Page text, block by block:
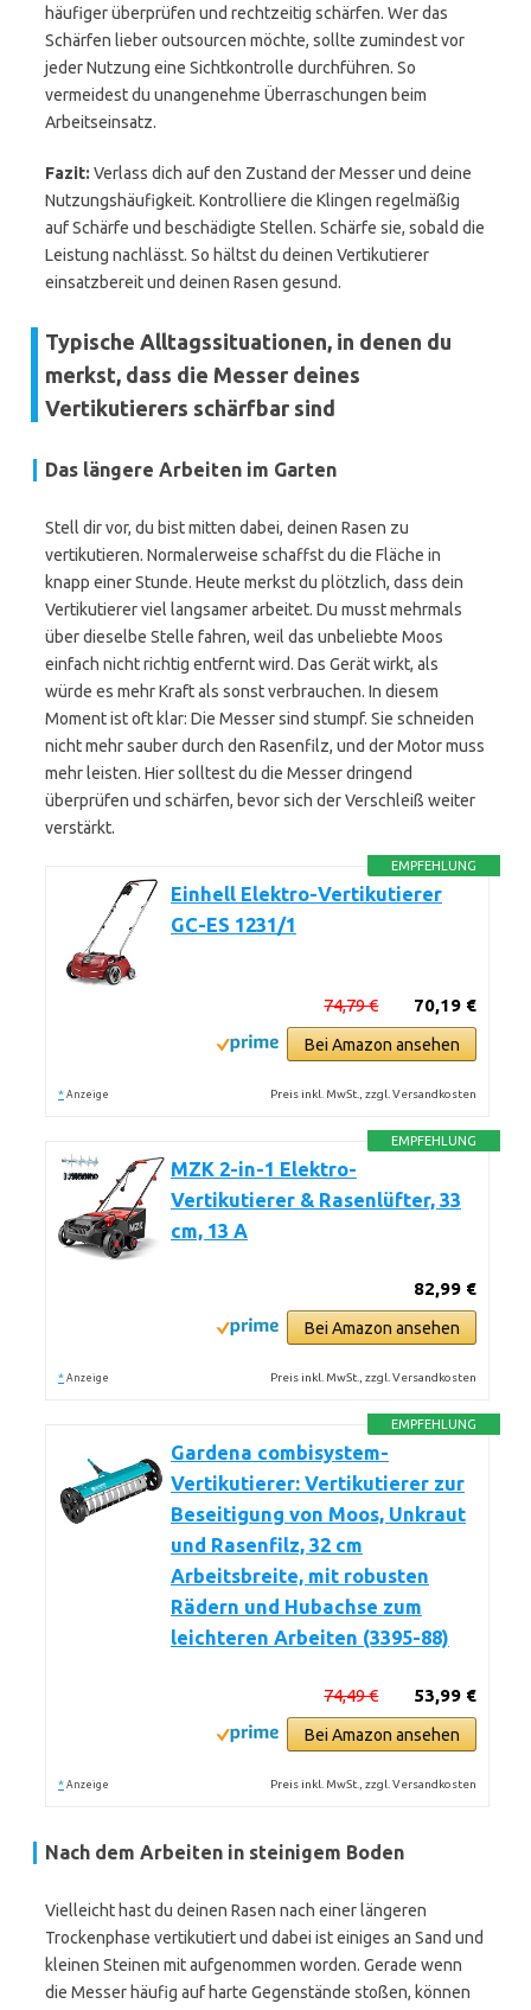
häufiger überprüfen und rechtzeitig schärfen. Wer das
Schärfen lieber outsourcen möchte, sollte zumindest vor
jeder Nutzung eine Sichtkontrolle durchführen. So
vermeidest du unangenehme Überraschungen beim
Arbeitseinsatz.
Fazit: Verlass dich auf den Zustand der Messer und deine
Nutzungshäufigkeit. Kontrolliere die Klingen regelmäßig
auf Schärfe und beschädigte Stellen. Schärfe sie, sobald die
Leistung nachlässt. So hältst du deinen Vertikutierer
einsatzbereit und deinen Rasen gesund.
Typische Alltagssituationen, in denen du
merkst, dass die Messer deines
Vertikutierers schärfbar sind
Das längere Arbeiten im Garten
Stell dir vor, du bist mitten dabei, deinen Rasen zu
vertikutieren. Normalerweise schaffst du die Fläche in
knapp einer Stunde. Heute merkst du plötzlich, dass dein
Vertikutierer viel langsamer arbeitet. Du musst mehrmals
über dieselbe Stelle fahren, weil das unbeliebte Moos
einfach nicht richtig entfernt wird. Das Gerät wirkt, als
würde es mehr Kraft als sonst verbrauchen. In diesem
Moment ist oft klar: Die Messer sind stumpf. Sie schneiden
nicht mehr sauber durch den Rasenfilz, und der Motor muss
mehr leisten. Hier solltest du die Messer dringend
überprüfen und schärfen, bevor sich der Verschleiß weiter
verstärkt.
EMPFEHLUNG
Einhell Elektro-Vertikutierer
GC-ES 1231/1
70,19 €
74,79 €
Bei Amazon ansehen
* Anzeige Preis inkl. MwSt., zzgl. Versandkosten
EMPFEHLUNG
MZK 2-in-1 Elektro-
Vertikutierer & Rasenlüfter, 33
cm, 13 A
82,99 €
Bei Amazon ansehen
* Anzeige Preis inkl. MwSt., zzgl. Versandkosten
EMPFEHLUNG
Gardena combisystem-
Vertikutierer: Vertikutierer zur
Beseitigung von Moos, Unkraut
und Rasenfilz, 32 cm
Arbeitsbreite, mit robusten
Rädern und Hubachse zum
leichteren Arbeiten (3395-88)
53,99 €
74,49 €
Bei Amazon ansehen
* Anzeige Preis inkl. MwSt., zzgl. Versandkosten
Nach dem Arbeiten in steinigem Boden
Vielleicht hast du deinen Rasen nach einer längeren
Trockenphase vertikutiert und dabei ist einiges an Sand und
kleinen Steinen mit aufgenommen worden. Gerade wenn
die Messer häufig auf harte Gegenstände stoßen, können